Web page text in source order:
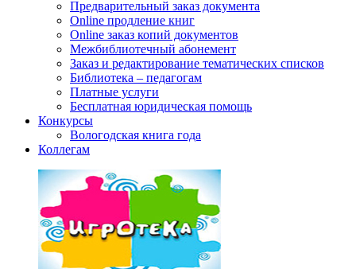
Предварительный заказ документа
Online продление книг
Online заказ копий документов
Межбиблиотечный абонемент
Заказ и редактирование тематических списков
Библиотека – педагогам
Платные услуги
Бесплатная юридическая помощь
Конкурсы
Вологодская книга года
Коллегам